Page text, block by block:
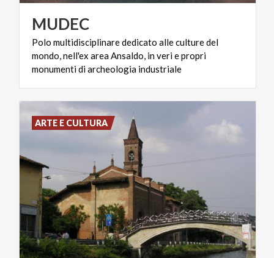
MUDEC
Polo multidisciplinare dedicato alle culture del
mondo, nell'ex area Ansaldo, in veri e propri
monumenti di archeologia industriale
ARTE E CULTURA